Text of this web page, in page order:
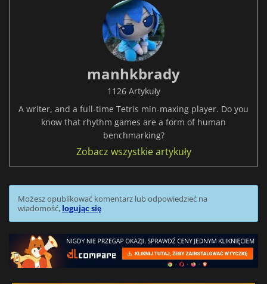
manhkbrady
1126 Artykuły
A writer, and a full-time Tetris min-maxing player. Do you
know that rhythm games are a form of human
benchmarking?
Zobacz wszystkie artykuły
Możesz opublikować komentarz lub odpowiedzieć na
wiadomość, logując się